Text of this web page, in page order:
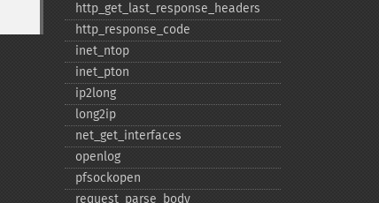
http_​get_​last_​response_​headers
http_​response_​code
inet_​ntop
inet_​pton
ip2long
long2ip
net_​get_​interfaces
openlog
pfsockopen
request_​parse_​body